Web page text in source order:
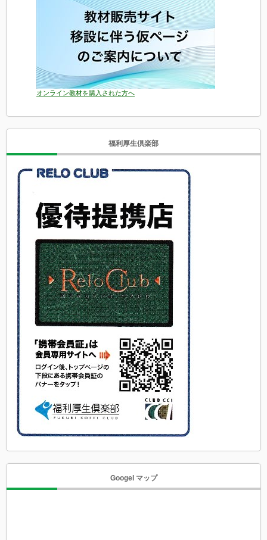
オンライン教材を購入された方へ
福利厚生倶楽部
Googel マップ